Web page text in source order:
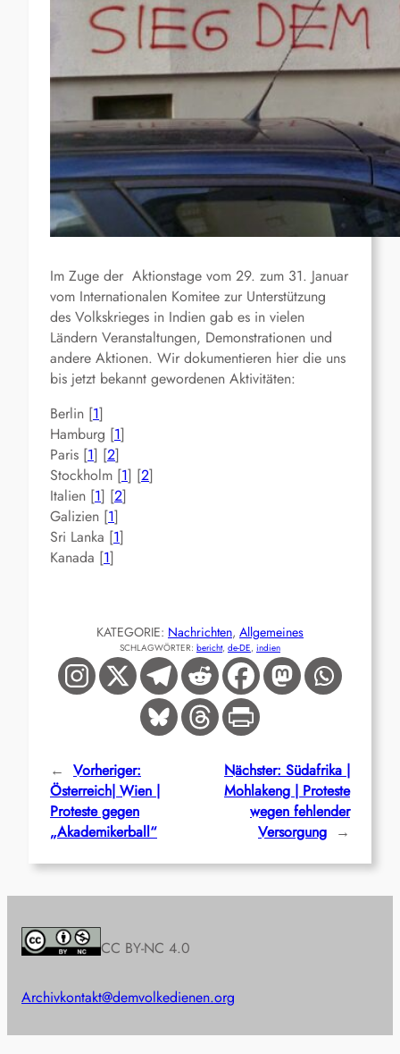
Im Zuge der Aktionstage vom 29. zum 31. Januar
vom Internationalen Komitee zur Unterstützung
des Volkskrieges in Indien gab es in vielen
Ländern Veranstaltungen, Demonstrationen und
andere Aktionen. Wir dokumentieren hier die uns
bis jetzt bekannt gewordenen Aktivitäten:
Berlin [1]
Hamburg [1]
Paris [1] [2]
Stockholm [1] [2]
Italien [1] [2]
Galizien [1]
Sri Lanka [1]
Kanada [1]
KATEGORIE: Nachrichten, Allgemeines
SCHLAGWÖRTER: bericht, de-DE, indien
← Vorheriger:
Österreich| Wien |
Proteste gegen
„Akademikerball“
Nächster: Südafrika |
Mohlakeng | Proteste
wegen fehlender
Versorgung →
CC BY-NC 4.0
Archivkontakt@demvolkedienen.org